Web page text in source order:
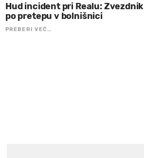
Hud incident pri Realu: Zvezdnik
po pretepu v bolnišnici
PREBERI VEČ…